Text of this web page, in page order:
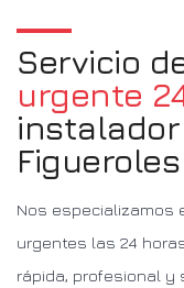
Servicio
urgente
Nos especializamos
urgentes las 24
rápida, profesional y